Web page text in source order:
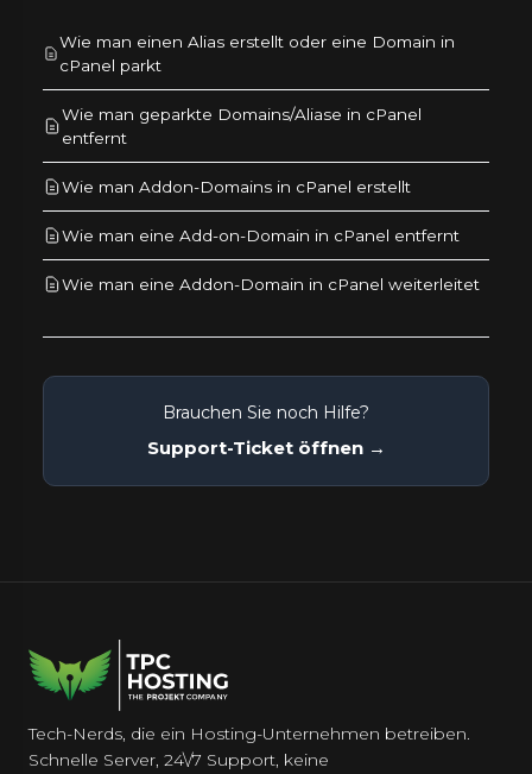
Wie man einen Alias erstellt oder eine Domain in
cPanel parkt
Wie man geparkte Domains/Aliase in cPanel
entfernt
Wie man Addon-Domains in cPanel erstellt
Wie man eine Add-on-Domain in cPanel entfernt
Wie man eine Addon-Domain in cPanel weiterleitet
Brauchen Sie noch Hilfe?
Support-Ticket öffnen →
Tech-Nerds, die ein Hosting-Unternehmen betreiben.
Schnelle Server, 24\/7 Support, keine